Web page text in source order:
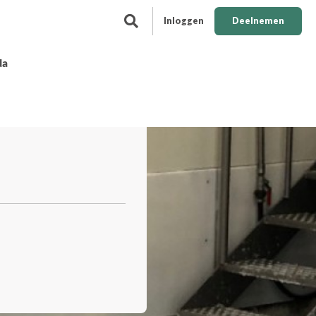
Inloggen Deelnemen